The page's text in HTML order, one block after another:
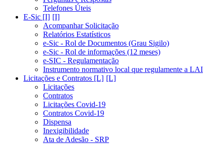
Telefones Úteis
E-Sic [I]
Acompanhar Solicitação
Relatórios Estatísticos
e-Sic - Rol de Documentos (Grau Sigilo)
e-Sic - Rol de informações (12 meses)
e-SIC - Regulamentação
Instrumento normativo local que regulamente a LAI
Licitações e Contratos [L]
Licitações
Contratos
Licitações Covid-19
Contratos Covid-19
Dispensa
Inexigibilidade
Ata de Adesão - SRP